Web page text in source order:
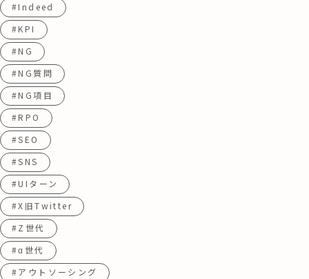
#Indeed
#KPI
#NG
#NG質問
#NG項目
#RPO
#SEO
#SNS
#UIターン
#X旧Twitter
#Z世代
#α世代
#アウトソーシング